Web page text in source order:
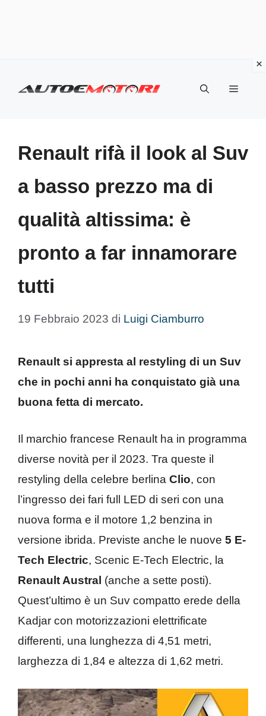
Menu
Renault rifà il look al Suv
a basso prezzo ma di
qualità altissima: è
pronto a far innamorare
tutti
19 Febbraio 2023 di Luigi Ciamburro
Renault si appresta al restyling di un Suv
che in pochi anni ha conquistato già una
buona fetta di mercato.
Il marchio francese Renault ha in programma
diverse novità per il 2023. Tra queste il
restyling della celebre berlina Clio, con
l’ingresso dei fari full LED di seri con una
nuova forma e il motore 1,2 benzina in
versione ibrida. Previste anche le nuove 5 E-
Tech Electric, Scenic E-Tech Electric, la
Renault Austral (anche a sette posti).
Quest’ultimo è un Suv compatto erede della
Kadjar con motorizzazioni elettrificate
differenti, una lunghezza di 4,51 metri,
larghezza di 1,84 e altezza di 1,62 metri.